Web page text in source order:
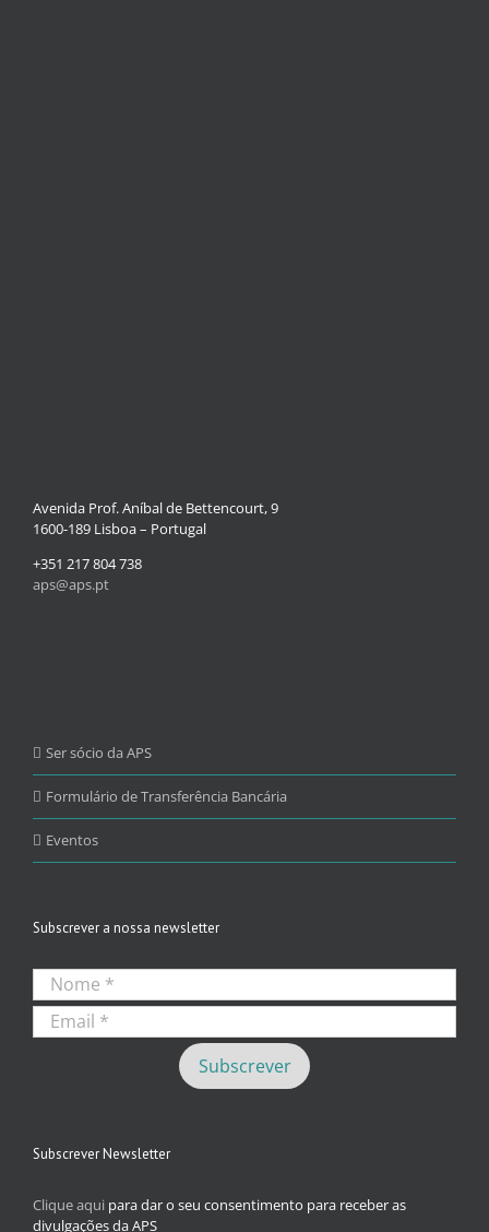
Avenida Prof. Aníbal de Bettencourt, 9
1600-189 Lisboa – Portugal
+351 217 804 738
aps@aps.pt
Ser sócio da APS
Formulário de Transferência Bancária
Eventos
Subscrever a nossa newsletter
Subscrever Newsletter
Clique aqui para dar o seu consentimento para receber as
divulgações da APS